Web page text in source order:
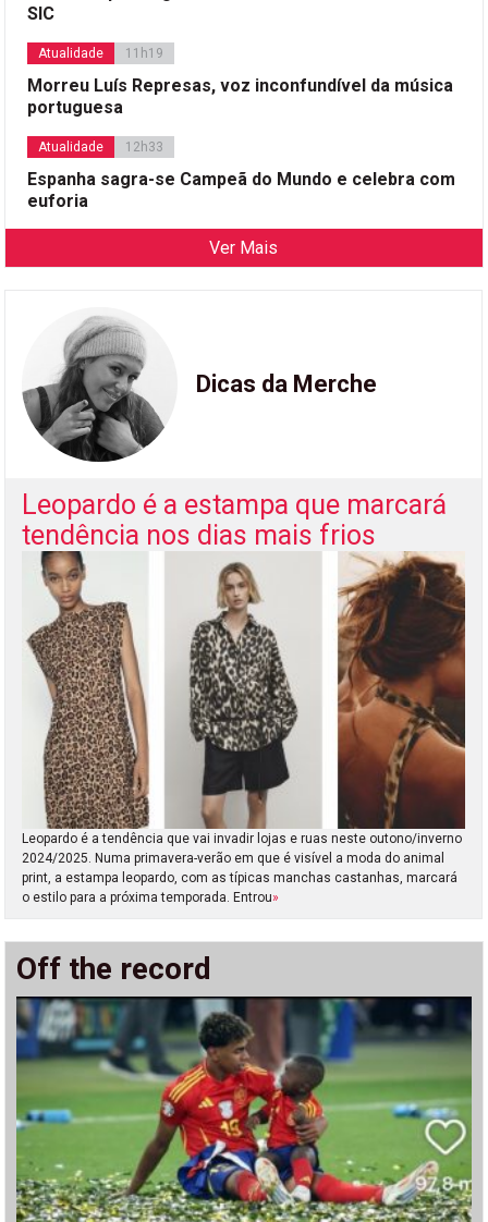
SIC
Atualidade 11h19
Morreu Luís Represas, voz inconfundível da música
portuguesa
Atualidade 12h33
Espanha sagra-se Campeã do Mundo e celebra com
euforia
Ver Mais
Dicas da Merche
Leopardo é a estampa que marcará
tendência nos dias mais frios
Leopardo é a tendência que vai invadir lojas e ruas neste outono/inverno
2024/2025. Numa primavera-verão em que é visível a moda do animal
print, a estampa leopardo, com as típicas manchas castanhas, marcará
o estilo para a próxima temporada. Entrou»
Off the record